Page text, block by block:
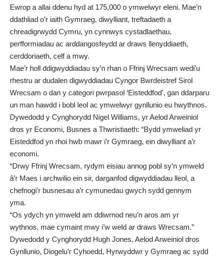
Ewrop a allai ddenu hyd at 175,000 o ymwelwyr eleni. Mae’n
ddathliad o’r iaith Gymraeg, diwylliant, treftadaeth a
chreadigrwydd Cymru, yn cynnwys cystadlaethau,
perfformiadau ac arddangosfeydd ar draws llenyddiaeth,
cerddoriaeth, celf a mwy.
Mae’r holl ddigwyddiadau sy’n rhan o Ffrinj Wrecsam wedi’u
rhestru ar dudalen digwyddiadau Cyngor Bwrdeistref Sirol
Wrecsam o dan y categori pwrpasol ‘Eisteddfod’, gan ddarparu
un man hawdd i bobl leol ac ymwelwyr gynllunio eu hwythnos.
Dywedodd y Cynghorydd Nigel Williams, yr Aelod Arweiniol
dros yr Economi, Busnes a Thwristiaeth: “Bydd ymweliad yr
Eisteddfod yn rhoi hwb mawr i’r Gymraeg, ein diwylliant a’r
economi.
“Drwy Ffrinj Wrecsam, rydym eisiau annog pobl sy’n ymweld
â’r Maes i archwilio ein sir, darganfod digwyddiadau lleol, a
chefnogi’r busnesau a’r cymunedau gwych sydd gennym
yma.
“Os ydych yn ymweld am ddiwrnod neu’n aros am yr
wythnos, mae cymaint mwy i’w weld ar draws Wrecsam.”
Dywedodd y Cynghorydd Hugh Jones, Aelod Arweiniol dros
Gynllunio, Diogelu’r Cyhoedd, Hyrwyddwr y Gymraeg ac sydd